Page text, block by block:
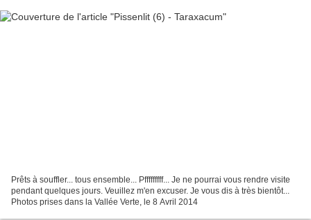
Prêts à souffler... tous ensemble... Pfffffffff... Je ne pourrai vous rendre visite
pendant quelques jours. Veuillez m'en excuser. Je vous dis à très bientôt...
Photos prises dans la Vallée Verte, le 8 Avril 2014